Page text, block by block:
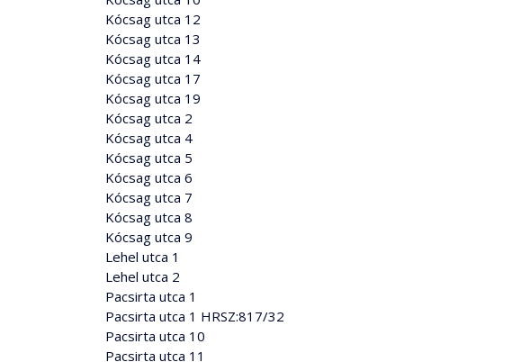
Kócsag utca 12
Kócsag utca 13
Kócsag utca 14
Kócsag utca 17
Kócsag utca 19
Kócsag utca 2
Kócsag utca 4
Kócsag utca 5
Kócsag utca 6
Kócsag utca 7
Kócsag utca 8
Kócsag utca 9
Lehel utca 1
Lehel utca 2
Pacsirta utca 1
Pacsirta utca 1 HRSZ:817/32
Pacsirta utca 10
Pacsirta utca 11